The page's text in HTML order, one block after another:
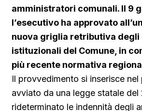
amministratori comunali. Il 9
l’esecutivo ha approvato
nuova griglia retributiva degli
istituzionali del Comune, in
più recente normativa
Il provvedimento si inserisce nel
avviato da una legge statale del
rideterminato le indennità degli